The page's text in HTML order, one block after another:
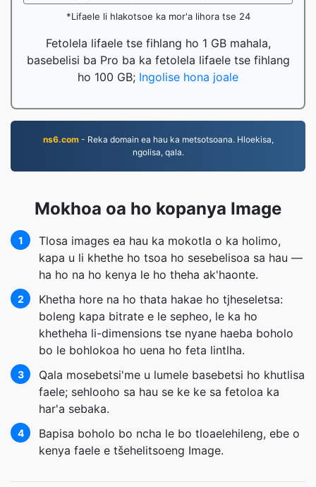
*Lifaele li hlakotsoe ka mor'a lihora tse 24
Fetolela lifaele tse fihlang ho 1 GB mahala,
basebelisi ba Pro ba ka fetolela lifaele tse fihlang
ho 100 GB; Ingolise hona joale
ns6.com- Reka domain ea hau ka metsotsoana. Hloekisa,
ngolisa, qala.
Mokhoa oa ho kopanya Image
1
Tlosa images ea hau ka mokotla o ka holimo,
kapa u li khethe ho tsoa ho sesebelisoa sa hau —
ha ho na ho kenya le ho theha ak'haonte.
2
Khetha hore na ho thata hakae ho tjheseletsa:
boleng kapa bitrate e le sepheo, le ka ho
khetheha li-dimensions tse nyane haeba boholo
bo le bohlokoa ho uena ho feta lintlha.
3
Qala mosebetsi'me u lumele basebetsi ho khutlisa
faele; sehlooho sa hau se ke ke sa fetoloa ka
har'a sebaka.
4
Bapisa boholo bo ncha le bo tloaelehileng, ebe o
kenya faele e tšehelitsoeng Image.